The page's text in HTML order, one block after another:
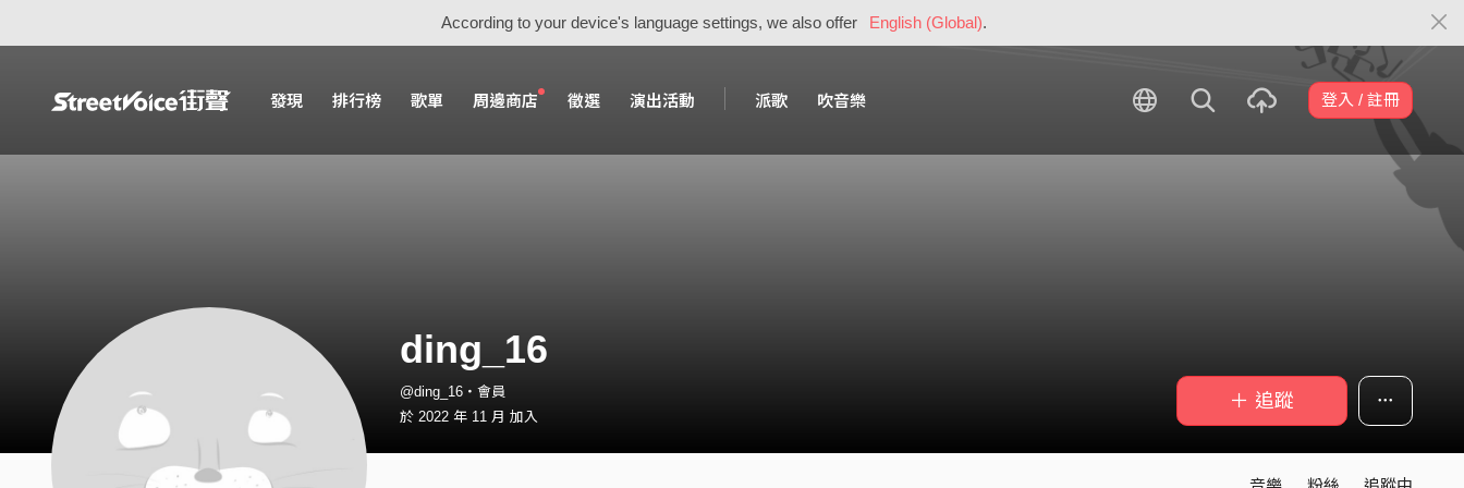
According to your device's language settings, we also offer English (Global).
發現 排行榜 歌單 周邊商店 徵選 演出活動 派歌 吹音樂 登入 / 註冊
ding_16
@ding_16・會員
於 2022 年 11 月 加入
＋ 追蹤